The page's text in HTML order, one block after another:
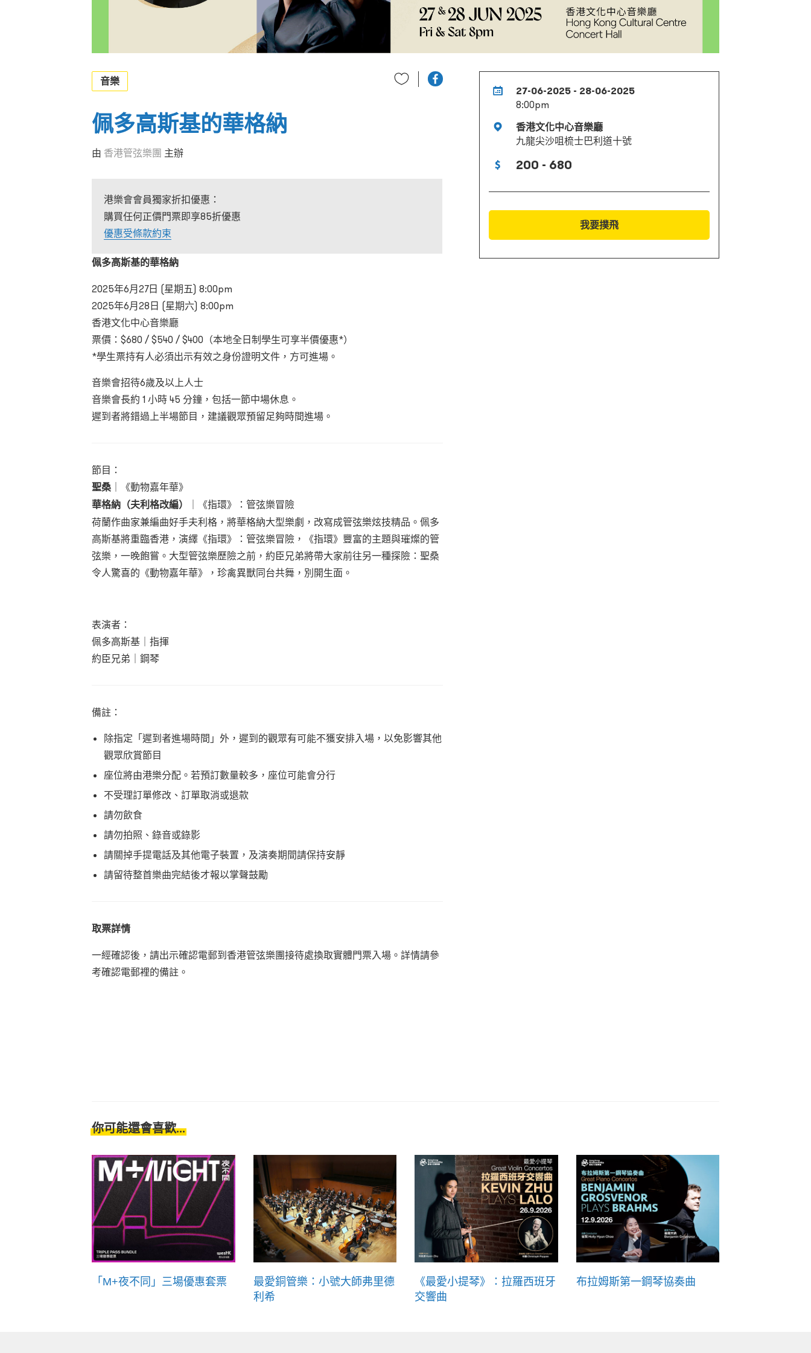
27-06-2025 - 28-06-2025
8:00pm
香港文化中心音樂廳
九龍尖沙咀梳士巴利道十號
200 - 680
我要撲飛
音樂
佩多高斯基的華格納
由 香港管弦樂團 主辦
港樂會會員獨家折扣優惠：
購買任何正價門票即享85折優惠
優惠受條款約束
佩多高斯基的華格納
2025年6月27日 (星期五) 8:00pm
2025年6月28日 (星期六) 8:00pm
香港文化中心音樂廳
票價： $680 / $540 / $400 （本地全日制學生可享半價優惠*）
*學生票持有人必須出示有效之身份證明文件，方可進場。
音樂會招待6歲及以上人士
音樂會長約 1 小時 45 分鐘，包括一節中場休息。
遲到者將錯過上半場節目，建議觀眾預留足夠時間進場。
節目：
聖桑 《動物嘉年華》
華格納 （夫利格改編）
《指環》：管弦樂冒險
荷蘭作曲家兼編曲好手夫利格，將華格納大型樂劇，改寫成管弦樂炫技精品。佩多
高斯基將重臨香港，演繹《指環》：管弦樂冒險，《指環》豐富的主題與璀燦的管
弦樂，一晚飽嘗。大型管弦樂歷險之前，約臣兄弟將帶大家前往另一種探險：聖桑
令人驚喜的《動物嘉年華》，珍禽異獸同台共舞，別開生面。
表演者：
佩多高斯基｜指揮
約臣兄弟｜鋼琴
備註：
除指定「遲到者進場時間」外，遲到的觀眾有可能不獲安排入場，以免影響其他
觀眾欣賞節目
座位將由港樂分配。若預訂數量較多，座位可能會分行
不受理訂單修改、訂單取消或退款
請勿飲食
請勿拍照、錄音或錄影
請關掉手提電話及其他電子裝置，及演奏期間請保持安靜
請留待整首樂曲完結後才報以掌聲鼓勵
取票詳情
一經確認後，請出示確認電郵到香港管弦樂團接待處換取實體門票入場。詳情請參
考確認電郵裡的備註。
你可能還會喜歡...
「M+夜不同」三場優惠套票
最愛銅管樂：小號大師弗里德
利希
《最愛小提琴》：拉羅西班牙
交響曲
布拉姆斯第一鋼琴協奏曲